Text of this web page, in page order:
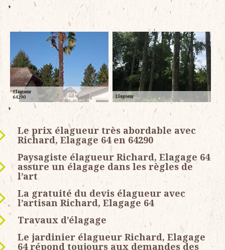
Le prix élagueur très abordable avec
Richard, Elagage 64 en 64290
Paysagiste élagueur Richard, Elagage 64
assure un élagage dans les règles de
l’art
La gratuité du devis élagueur avec
l’artisan Richard, Elagage 64
Travaux d’élagage
Le jardinier élagueur Richard, Elagage
64 répond toujours aux demandes des